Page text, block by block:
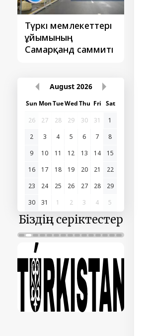
Түркі мемлекеттері
ұйымының
Самарқанд саммиті
August 2026
Sun MonTueWedThu Fri Sat
26
27 28 29 30 31
1
2
3 4 5 6 7
8
9
10 11 12 13 14
15
16
17 18 19 20 21
22
23
24 25 26 27 28
29
30
31 1 2 3 4 5
Біздің серіктестер